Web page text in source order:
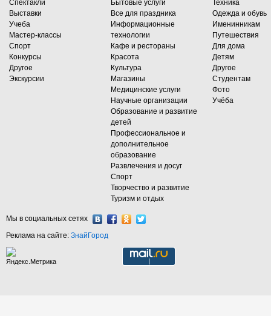
Спектакли
Выставки
Учеба
Мастер-классы
Спорт
Конкурсы
Другое
Экскурсии
Бытовые услуги
Все для праздника
Информационные
технологии
Кафе и рестораны
Красота
Культура
Магазины
Медицинские услуги
Научные организации
Образование и развитие
детей
Профессиональное и
дополнительное
образование
Развлечения и досуг
Спорт
Творчество и развитие
Туризм и отдых
Техника
Одежда и обувь
Именинникам
Путешествия
Для дома
Детям
Другое
Студентам
Фото
Учёба
Мы в социальных сетях
Реклама на сайте: ЗнайГород